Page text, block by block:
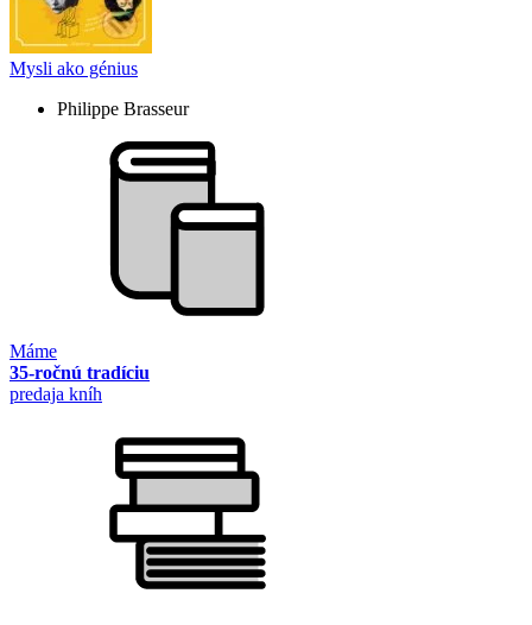
Mysli ako génius
Philippe Brasseur
Máme
35-ročnú tradíciu
predaja kníh